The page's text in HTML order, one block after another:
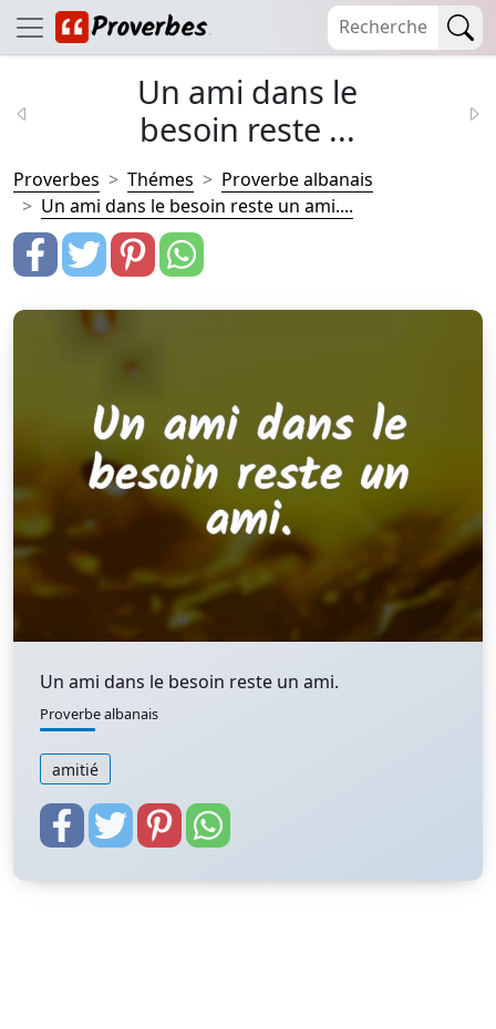
Un ami dans le
besoin reste ...
Proverbes Thémes
Proverbe albanais
Un ami dans le besoin reste un ami....
Un ami dans le besoin reste un ami.
Proverbe albanais
amitié